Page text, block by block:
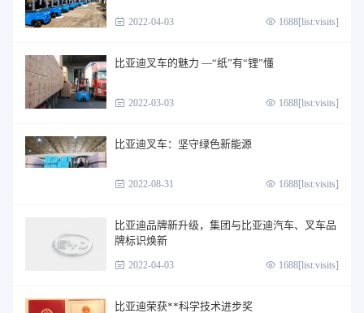
2022-04-03 1688[list:visits]
比亚迪叉车的魅力 —“纸”有“锂”懂
2022-03-03 1688[list:visits]
比亚迪叉车：坚守绿色新能源
2022-08-31 1688[list:visits]
比亚迪品牌新升级，集团与比亚迪汽车、叉车品
牌标识焕新
2022-04-03 1688[list:visits]
比亚迪荣获**科学技术进步奖